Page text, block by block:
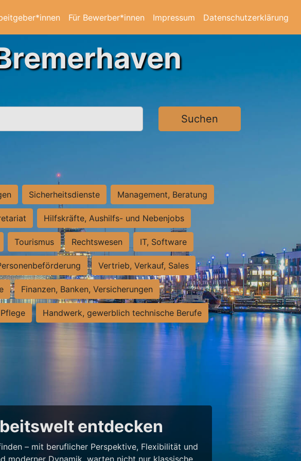
Für Bewerber*innen Impressum Datenschutzerklärung
Suchen
Sicherheitsdienste Management, Beratung
Hilfskräfte, Aushilfs- und Nebenjobs
Tourismus Rechtswesen IT, Software
Vertrieb, Verkauf, Sales
Finanzen, Banken, Versicherungen
Handwerk, gewerblich technische Berufe
entdecken
– mit beruflicher Perspektive, Flexibilität und